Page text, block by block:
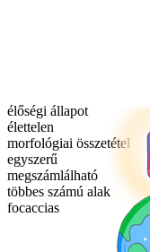
élőségi állapot
élettelen
morfológiai összetétel
egyszerű
megszámlálható
többes számú alak
focaccias